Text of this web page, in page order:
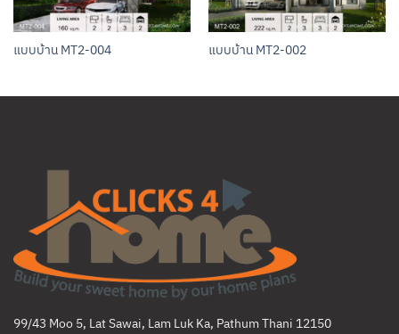
แบบบ้าน MT2-004 แบบบ้าน MT2-002
99/43 Moo 5, Lat Sawai, Lam Luk Ka, Pathum Thani 12150